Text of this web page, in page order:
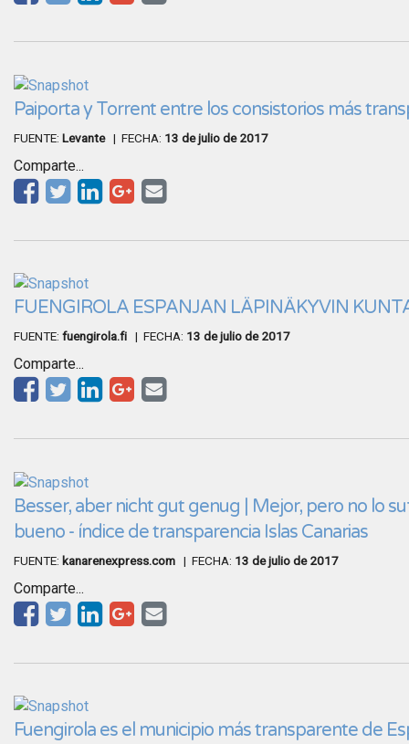
Paiporta y Torrent entre los consistorios más
FUENTE: Levante| FECHA: 13 de julio de 2017
Comparte...
FUENGIROLA ESPANJAN LÄPINÄKYVIN
FUENTE: fuengirola.fi | FECHA: 13 de julio de 2017
Comparte...
Besser, aber nicht gut genug | Mejor, pero no lo
bueno - índice de transparencia Islas Canarias
FUENTE: kanarenexpress.com | FECHA: 13 de julio de 2017
Comparte...
Fuengirola es el municipio más transparente de